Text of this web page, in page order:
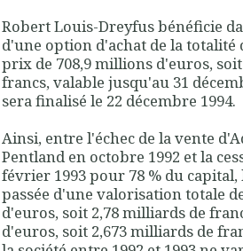
Robert Louis-Dreyfus bénéficie
d'une option d'achat de la totalité
prix de 708,9 millions d'euros,
francs, valable jusqu'au 31
sera finalisé le 22 décembre 1994.
Ainsi, entre l'échec de la vente
Pentland en octobre 1992 et la
février 1993 pour 78 % du capital,
passée d'une valorisation totale
d'euros, soit 2,78 milliards de
d'euros, soit 2,673 milliards de